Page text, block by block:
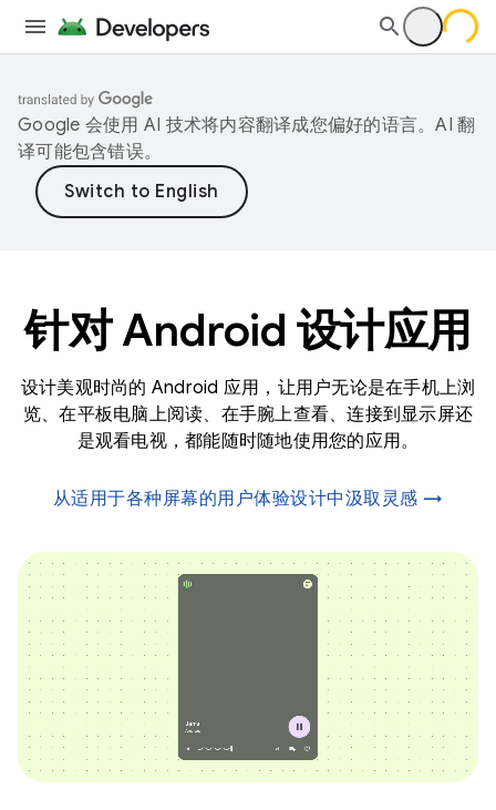
Google 会使用 AI 技术将内容翻译成您偏好的语言。AI 翻
译可能包含错误。
针对 Android 设计应用
设计美观时尚的 Android 应用，让用户无论是在手机上浏
览、在平板电脑上阅读、在手腕上查看、连接到显示屏还
是观看电视，都能随时随地使用您的应用。
从适用于各种屏幕的用户体验设计中汲取灵感 →